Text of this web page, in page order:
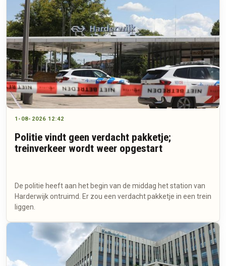
1-08-2026 12:42
Politie vindt geen verdacht pakketje;
treinverkeer wordt weer opgestart
De politie heeft aan het begin van de middag het station van
Harderwijk ontruimd. Er zou een verdacht pakketje in een trein
liggen.